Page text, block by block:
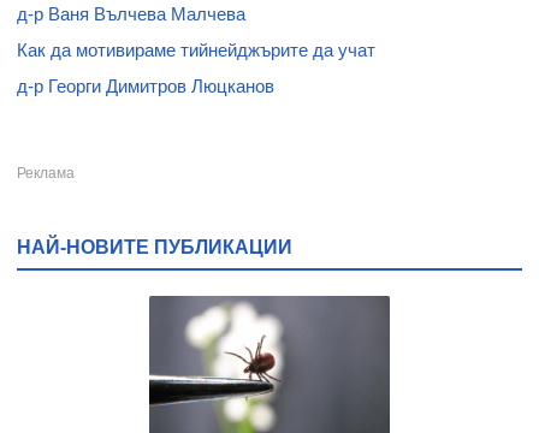
д-р Ваня Вълчева Малчева
Как да мотивираме тийнейджърите да учат
д-р Георги Димитров Люцканов
НАЙ-НОВИТЕ ПУБЛИКАЦИИ